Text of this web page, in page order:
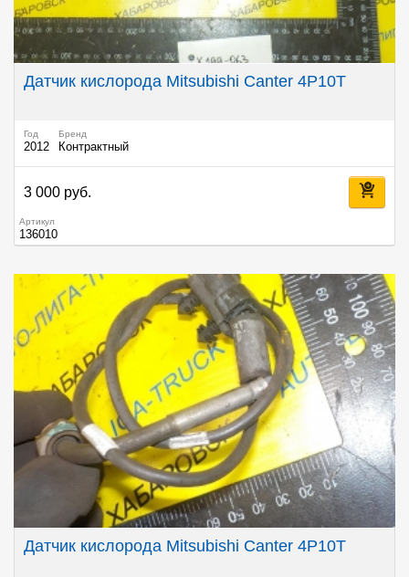
Датчик кислорода Mitsubishi Canter 4P10T
Год
2012
Бренд
Контрактный
3 000 руб.
Артикул
136010
Датчик кислорода Mitsubishi Canter 4P10T